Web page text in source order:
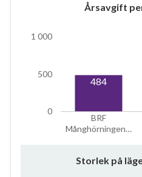
Årsavgift
BRF
Månghörningen…
0
500
1 000
484
Storlek på